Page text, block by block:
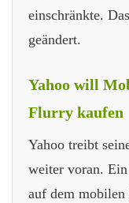
einschränkte.
geändert.
Yahoo will
Flurry kaufen
Yahoo treibt
weiter voran.
auf dem mobilen